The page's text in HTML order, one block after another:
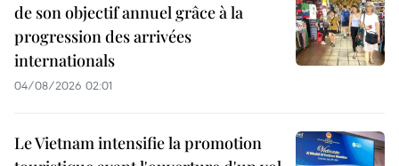
de son objectif annuel grâce à la
progression des arrivées
internationals
04/08/2026 02:01
Le Vietnam intensifie la promotion